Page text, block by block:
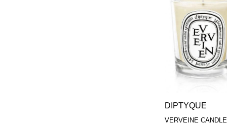
DIPTYQUE
VERVEINE CANDLE